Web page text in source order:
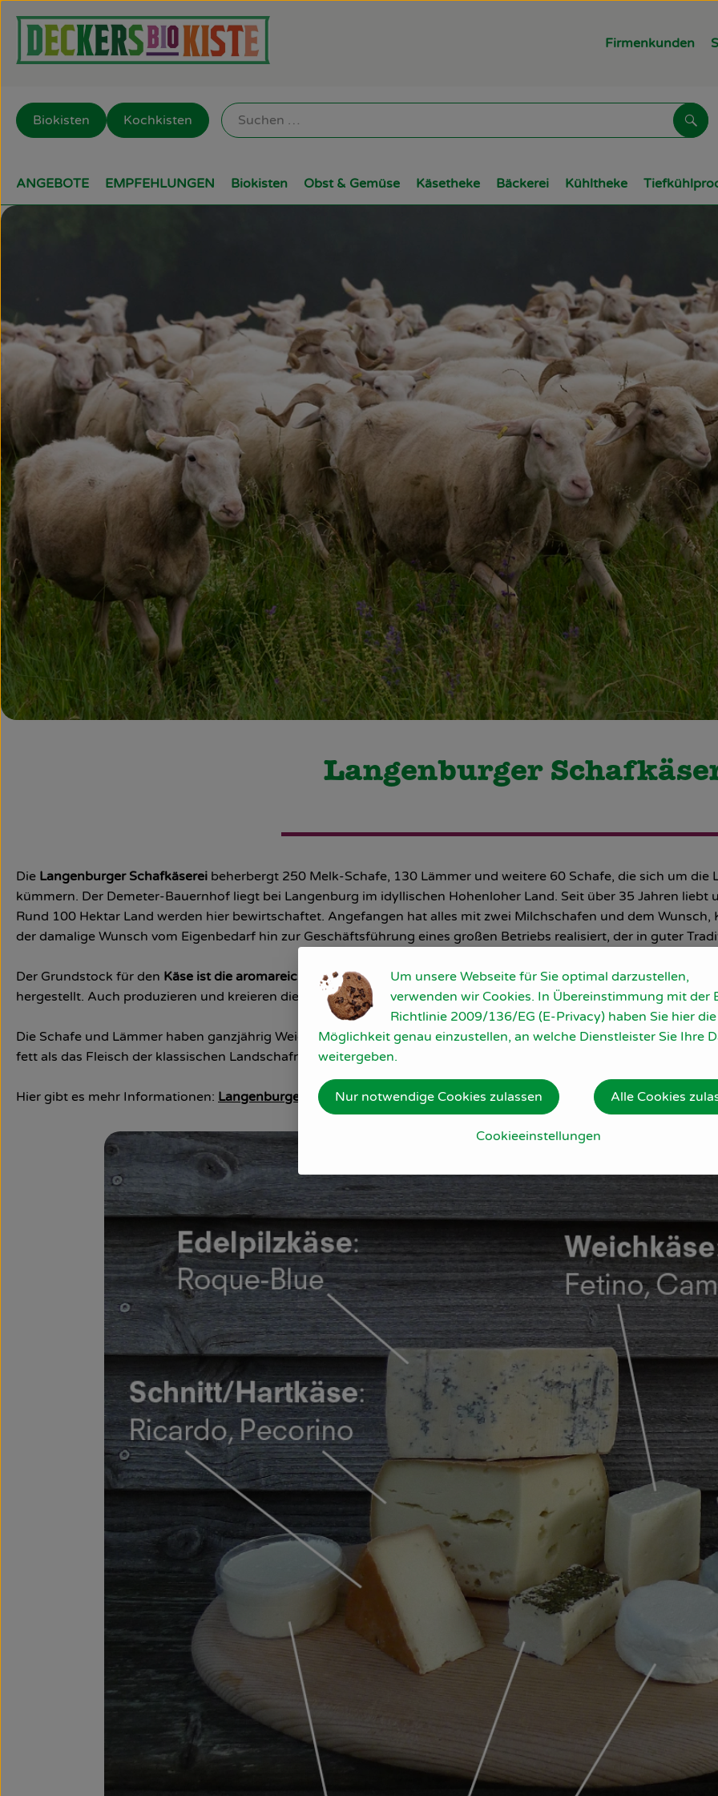
Firmenkunden
Biokisten Kochkisten
ANGEBOTE EMPFEHLUNGEN Biokisten Obst & Gemüse Käsetheke Bäckerei Kühltheke
Langenburger
Die Langenburger Schafkäserei beherbergt 250 Melk-Schafe, 130 Lämmer und weitere 60 Schafe, die sich um
kümmern. Der Demeter-Bauernhof liegt bei Langenburg im idyllischen Hohenloher Land. Seit über 35 Jahren liebt
Rund 100 Hektar Land werden hier bewirtschaftet. Angefangen hat alles mit zwei Milchschafen und dem
der damalige Wunsch vom Eigenbedarf hin zur Geschäftsführung eines großen Betriebs realisiert, der in guter
Der Grundstock für den Käse ist die aromareiche Rohmilch
der Schafe. Alle Käsespezialitäten werden in reiner
hergestellt. Auch produzieren und kreieren die FischersEis aus Schafsmilch in Handarbeit und mit größter
Die Schafe und Lämmer haben ganzjährig Weidegang und kommen ohne Stallendmast direkt von der Weide zum
fett als das Fleisch der klassischen Landschafrassen und diesen Unterschied schmeckt man.
Hier gibt es mehr Informationen: Langenburger Schafkäserei
Um unsere Webseite für Sie optimal darzustellen,
verwenden wir Cookies. In Übereinstimmung mit der
Richtlinie 2009/136/EG (E-Privacy) haben Sie hier die
Möglichkeit genau einzustellen, an welche Dienstleister Sie Ihre
weitergeben.
Cookieeinstellungen
Nur notwendige Cookies zulassen Alle Cookies